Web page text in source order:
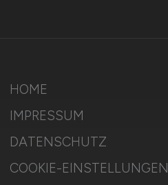
HOME
IMPRESSUM
DATENSCHUTZ
COOKIE-EINSTELLUNGEN